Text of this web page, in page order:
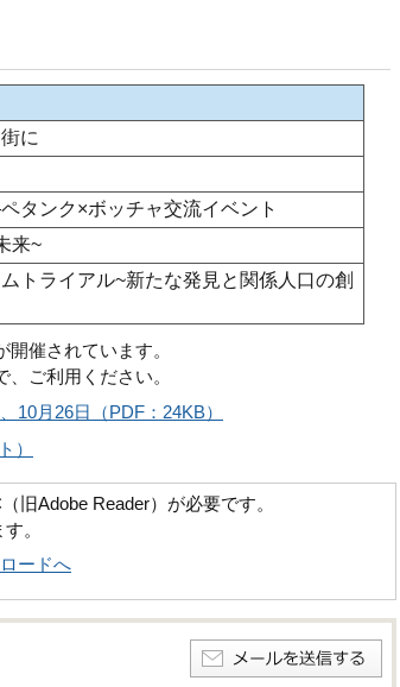
に
タンク×ボッチャ交流イベント
来~
トライアル~新たな発見と関係人口の創
催されています。
ご利用ください。
10月26日（PDF：24KB）
）
旧Adobe Reader）が必要です。
。
ードへ